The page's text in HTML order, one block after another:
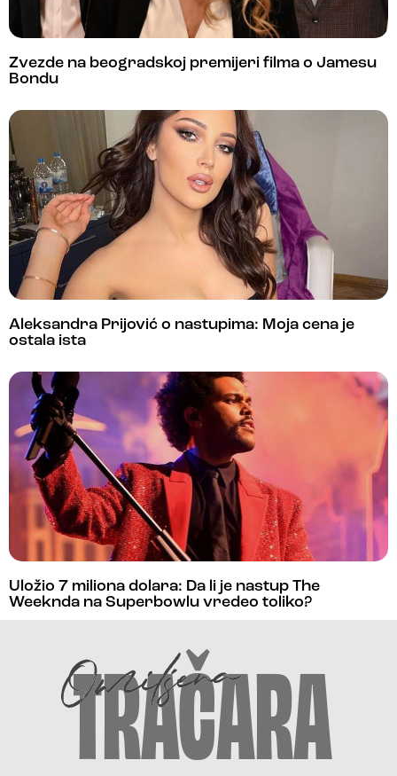
Zvezde na beogradskoj premijeri filma o Jamesu
Bondu
Aleksandra Prijović o nastupima: Moja cena je
ostala ista
Uložio 7 miliona dolara: Da li je nastup The
Weeknda na Superbowlu vredeo toliko?